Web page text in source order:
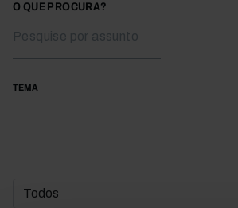
O QUE PROCURA?
TEMA